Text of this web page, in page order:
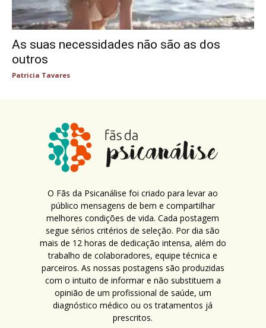
As suas necessidades não são as dos
outros
Patricia Tavares
O Fãs da Psicanálise foi criado para levar ao
público mensagens de bem e compartilhar
melhores condições de vida. Cada postagem
segue sérios critérios de seleção. Por dia são
mais de 12 horas de dedicação intensa, além do
trabalho de colaboradores, equipe técnica e
parceiros. As nossas postagens são produzidas
com o intuito de informar e não substituem a
opinião de um profissional de saúde, um
diagnóstico médico ou os tratamentos já
prescritos.